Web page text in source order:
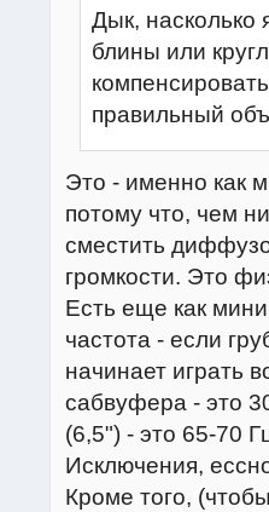
Дык, насколько
блины или
правильный
Это - именно как
потому что, чем
сместить
громкости. Это
Есть еще как
частота - если
начинает играть
сабвуфера - это
(6,5") - это 65-70
Исключения,
Кроме того,